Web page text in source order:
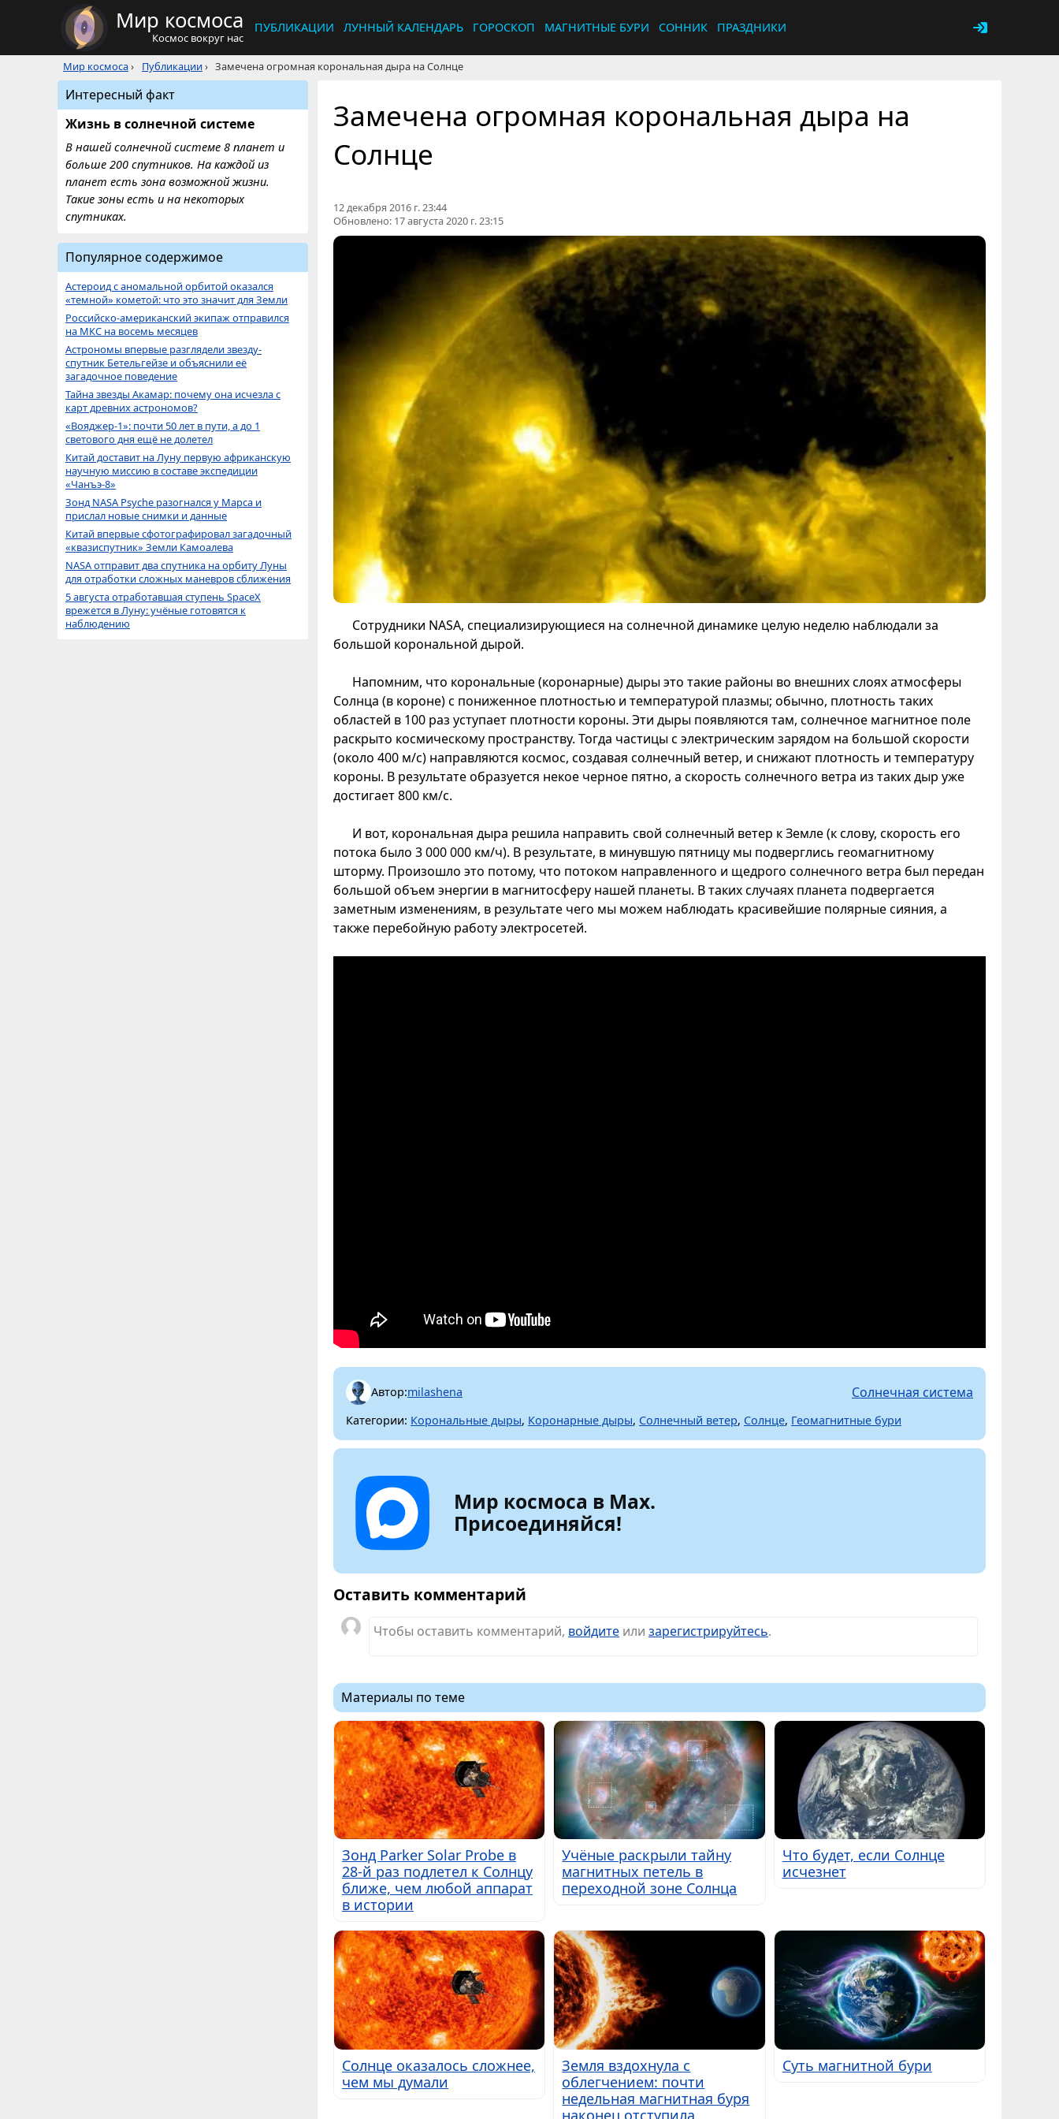
Мир космоса
Космос вокруг нас
ПУБЛИКАЦИИ ЛУННЫЙ КАЛЕНДАРЬ ГОРОСКОП МАГНИТНЫЕ БУРИ СОННИК ПРАЗДНИКИ
Мир космоса› Публикации› Замечена огромная корональная дыра на Солнце
Замечена огромная корональная дыра на
Солнце
12 декабря 2016 г. 23:44
Обновлено: 17 августа 2020 г. 23:15
Сотрудники NASA, специализирующиеся на солнечной динамике целую неделю наблюдали за
большой корональной дырой.
Напомним, что корональные (коронарные) дыры это такие районы во внешних слоях атмосферы
Солнца (в короне) с пониженное плотностью и температурой плазмы; обычно, плотность таких
областей в 100 раз уступает плотности короны. Эти дыры появляются там, солнечное магнитное поле
раскрыто космическому пространству. Тогда частицы с электрическим зарядом на большой скорости
(около 400 м/с) направляются космос, создавая солнечный ветер, и снижают плотность и температуру
короны. В результате образуется некое черное пятно, а скорость солнечного ветра из таких дыр уже
достигает 800 км/с.
И вот, корональная дыра решила направить свой солнечный ветер к Земле (к слову, скорость его
потока было 3 000 000 км/ч). В результате, в минувшую пятницу мы подверглись геомагнитному
шторму. Произошло это потому, что потоком направленного и щедрого солнечного ветра был передан
большой объем энергии в магнитосферу нашей планеты. В таких случаях планета подвергается
заметным изменениям, в результате чего мы можем наблюдать красивейшие полярные сияния, а
также перебойную работу электросетей.
Автор:milashena Солнечная система
Категории: Корональные дыры, Коронарные дыры, Солнечный ветер, Солнце, Геомагнитные бури
Мир космоса в Max.
Присоединяйся!
Оставить комментарий
Чтобы оставить комментарий, войдите или зарегистрируйтесь.
Материалы по теме
Зонд Parker Solar Probe в
28-й раз подлетел к Солнцу
ближе, чем любой аппарат
в истории
Учёные раскрыли тайну
магнитных петель в
переходной зоне Солнца
Что будет, если Солнце
исчезнет
Солнце оказалось сложнее,
чем мы думали
Земля вздохнула с
облегчением: почти
недельная магнитная буря
наконец отступила
Суть магнитной бури
Интересный факт
Жизнь в солнечной системе
В нашей солнечной системе 8 планет и
больше 200 спутников. На каждой из
планет есть зона возможной жизни.
Такие зоны есть и на некоторых
спутниках.
Популярное содержимое
Астероид с аномальной орбитой оказался
«темной» кометой: что это значит для Земли
Российско-американский экипаж отправился
на МКС на восемь месяцев
Астрономы впервые разглядели звезду-
спутник Бетельгейзе и объяснили её
загадочное поведение
Тайна звезды Акамар: почему она исчезла с
карт древних астрономов?
«Вояджер-1»: почти 50 лет в пути, а до 1
светового дня ещё не долетел
Китай доставит на Луну первую африканскую
научную миссию в составе экспедиции
«Чанъэ-8»
Зонд NASA Psyche разогнался у Марса и
прислал новые снимки и данные
Китай впервые сфотографировал загадочный
«квазиспутник» Земли Камоалева
NASA отправит два спутника на орбиту Луны
для отработки сложных маневров сближения
5 августа отработавшая ступень SpaceX
врежется в Луну: учёные готовятся к
наблюдению